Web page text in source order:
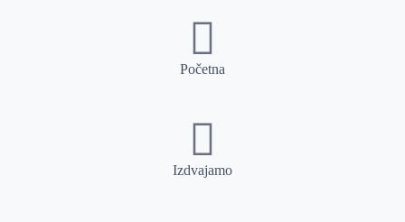
Početna
Izdvajamo